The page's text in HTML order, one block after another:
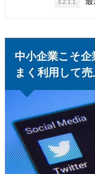
3.2.1.1.
中小企業こそ企
まく利用して